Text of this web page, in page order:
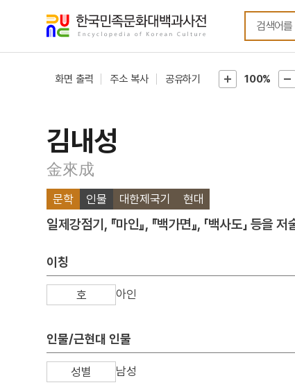
화면 출력 주소 복사 공유하기 100%
김내성
金來成
문학 인물 대한제국기 현대
일제강점기, 『마인』, 『백가면』, 「백사도」 등을
이칭
호 아인
인물/근현대 인물
성별
남성